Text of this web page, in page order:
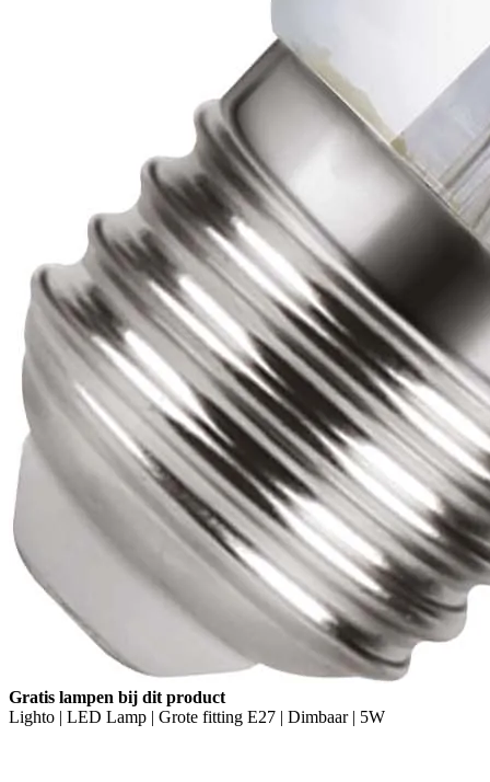
Gratis lampen bij dit product
Lighto | LED Lamp | Grote fitting E27 | Dimbaar | 5W